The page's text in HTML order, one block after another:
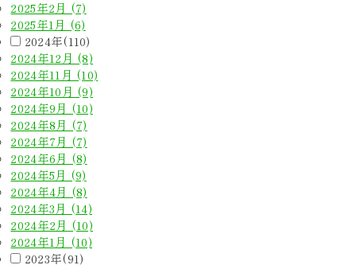
2025年2月 (7)
2025年1月 (6)
2024年(110)
2024年12月 (8)
2024年11月 (10)
2024年10月 (9)
2024年9月 (10)
2024年8月 (7)
2024年7月 (7)
2024年6月 (8)
2024年5月 (9)
2024年4月 (8)
2024年3月 (14)
2024年2月 (10)
2024年1月 (10)
2023年(91)